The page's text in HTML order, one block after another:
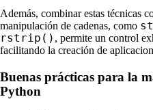
Además, combinar estas técnicas
manipulación de cadenas, como
rstrip() , permite un control
facilitando la creación de
Buenas prácticas para la
Python